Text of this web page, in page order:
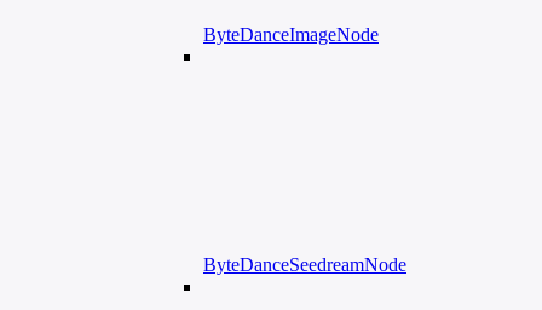
ByteDanceImageNode
ByteDanceSeedreamNode